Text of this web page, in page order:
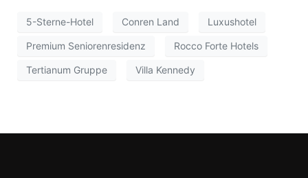
5-Sterne-Hotel Conren Land Luxushotel
Premium Seniorenresidenz Rocco Forte Hotels
Tertianum Gruppe Villa Kennedy